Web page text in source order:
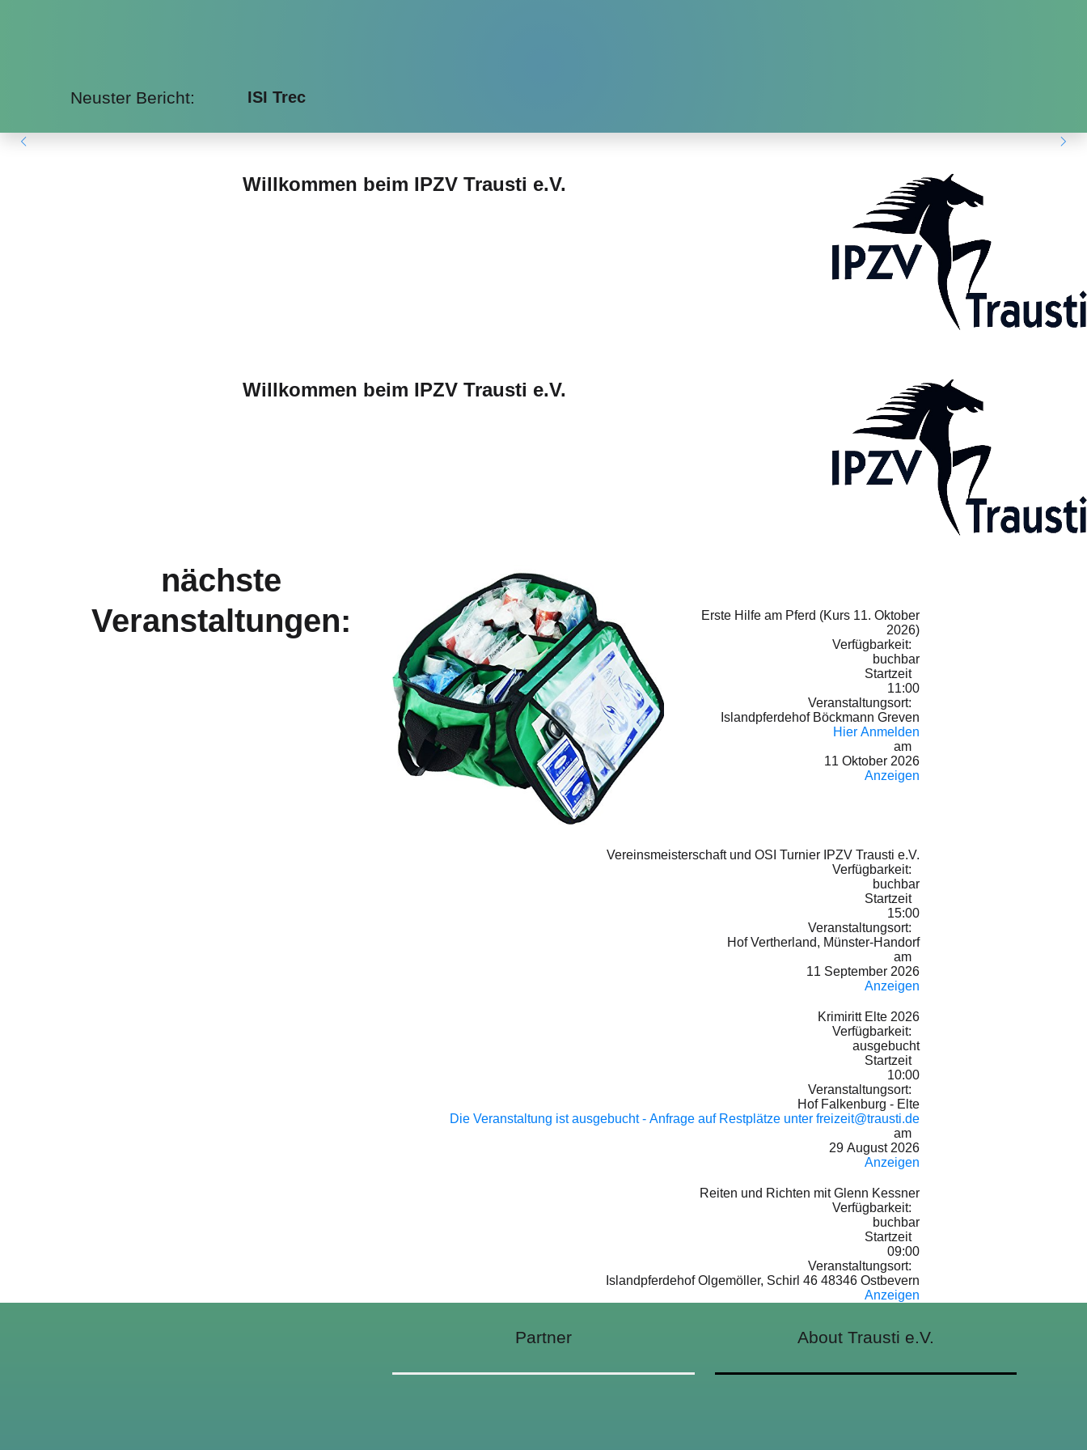
Neuster Bericht: ISI Trec
Willkommen beim IPZV Trausti e.V.
Willkommen beim IPZV Trausti e.V.
nächste
Veranstaltungen:
Erste Hilfe am Pferd (Kurs 11. Oktober
2026)
Verfügbarkeit:
buchbar
Startzeit
11:00
Veranstaltungsort:
Islandpferdehof Böckmann Greven
Hier Anmelden
am
11 Oktober 2026
Anzeigen
Vereinsmeisterschaft und OSI Turnier IPZV Trausti e.V.
Verfügbarkeit:
buchbar
Startzeit
15:00
Veranstaltungsort:
Hof Vertherland, Münster-Handorf
am
11 September 2026
Anzeigen
Krimiritt Elte 2026
Verfügbarkeit:
ausgebucht
Startzeit
10:00
Veranstaltungsort:
Hof Falkenburg - Elte
Die Veranstaltung ist ausgebucht - Anfrage auf Restplätze unter freizeit@trausti.de
am
29 August 2026
Anzeigen
Reiten und Richten mit Glenn Kessner
Verfügbarkeit:
buchbar
Startzeit
09:00
Veranstaltungsort:
Islandpferdehof Olgemöller, Schirl 46 48346 Ostbevern
Anzeigen
Partner About Trausti e.V.